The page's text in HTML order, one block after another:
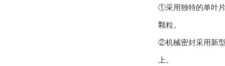
①采用独特的单叶
颗粒。
②机械密封采用新
上。